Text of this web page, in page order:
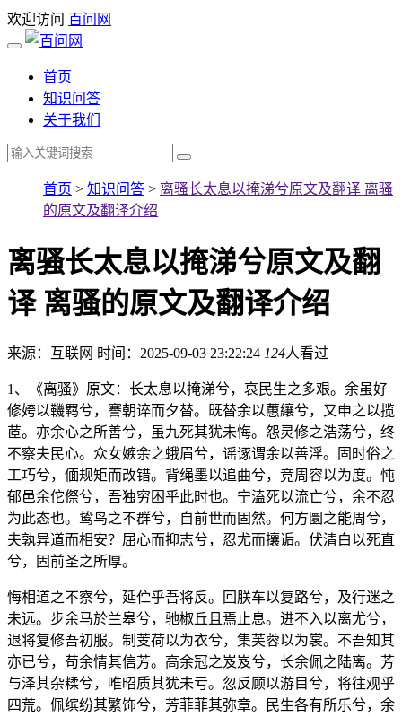
欢迎访问 百问网
首页
知识问答
关于我们
首页 > 知识问答 > 离骚长太息以掩涕兮原文及翻译 离骚
的原文及翻译介绍
离骚长太息以掩涕兮原文及翻
译 离骚的原文及翻译介绍
来源：互联网 时间：2025-09-03 23:22:24 124人看过
1、《离骚》原文：长太息以掩涕兮，哀民生之多艰。余虽好
修姱以鞿羁兮，謇朝谇而夕替。既替余以蕙纕兮，又申之以揽
茝。亦余心之所善兮，虽九死其犹未悔。怨灵修之浩荡兮，终
不察夫民心。众女嫉余之蛾眉兮，谣诼谓余以善淫。固时俗之
工巧兮，偭规矩而改错。背绳墨以追曲兮，竞周容以为度。忳
郁邑余佗傺兮，吾独穷困乎此时也。宁溘死以流亡兮，余不忍
为此态也。鸷鸟之不群兮，自前世而固然。何方圜之能周兮，
夫孰异道而相安？屈心而抑志兮，忍尤而攘诟。伏清白以死直
兮，固前圣之所厚。
悔相道之不察兮，延伫乎吾将反。回朕车以复路兮，及行迷之
未远。步余马於兰皋兮，驰椒丘且焉止息。进不入以离尤兮，
退将复修吾初服。制芰荷以为衣兮，集芙蓉以为裳。不吾知其
亦已兮，苟余情其信芳。高余冠之岌岌兮，长余佩之陆离。芳
与泽其杂糅兮，唯昭质其犹未亏。忽反顾以游目兮，将往观乎
四荒。佩缤纷其繁饰兮，芳菲菲其弥章。民生各有所乐兮，余